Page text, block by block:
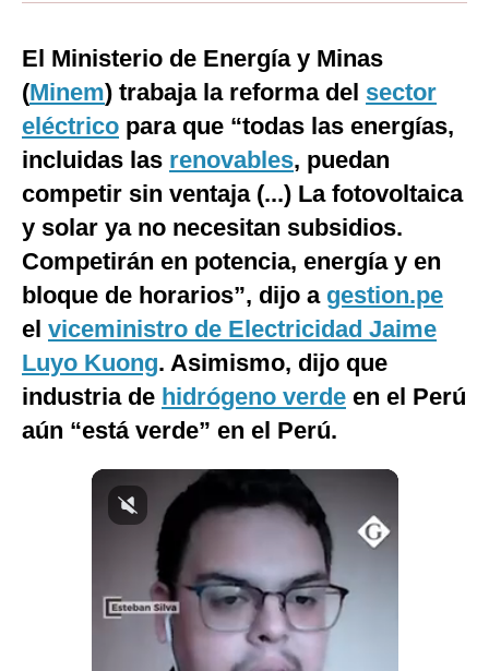
Internacional
Tecnología
Club del Suscriptor
Mix
G de Gestión
Notas Contratadas
Gestión TV
El Ministerio de Energía y Minas
(Minem) trabaja la reforma del sector
eléctrico para que “todas las energías,
incluidas las renovables, puedan
competir sin ventaja (...) La fotovoltaica
y solar ya no necesitan subsidios.
Competirán en potencia, energía y en
bloque de horarios”, dijo a gestion.pe
el viceministro de Electricidad Jaime
Luyo Kuong. Asimismo, dijo que
industria de hidrógeno verde en el Perú
aún “está verde” en el Perú.